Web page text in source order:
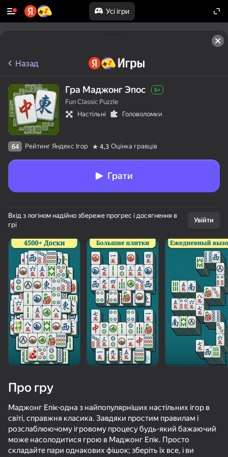
Усі ігри
Обби: Сломай Все Кости Рэгдолл
63
Solitaire Classic Klondike
84
Маджонг Бласт
86
Назад
Гра Маджонг Эпос 6+
Fun Classic Puzzle
Настільні
Головоломки
64 Рейтинг Яндекс Ігор 4,3 Оцінка гравців
Грати
Вхід з логіном надійно збереже прогрес і досягнення в
грі
Увійти
Про гру
Маджонг Епік-одна з найпопулярніших настільних ігор в
світі, справжня класика. Завдяки простим правилам і
розслаблюючому ігровому процесу будь-який бажаючий
може насолодитися грою в Маджонг Епік. Просто
складайте пари однакових фішок; зберіть їх все, і ви